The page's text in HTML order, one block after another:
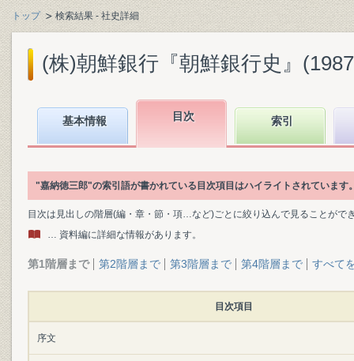
トップ 検索結果 - 社史詳細
(株)朝鮮銀行『朝鮮銀行史』
基本情報 目次 索引
"嘉納徳三郎"の索引語が書かれている目次項目はハイライトされています
目次は見出しの階層(編・章・節・項…など)ごとに絞り込んで見ることがで
… 資料編に詳細な情報があります。
第1階層まで 第2階層まで 第3階層まで 第4階層まで すべて
目次項目
序文